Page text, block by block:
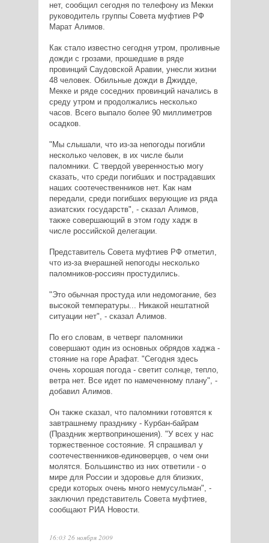
нет, сообщил сегодня по телефону из Мекки
руководитель группы Совета муфтиев РФ
Марат Алимов.
Как стало известно сегодня утром, проливные
дожди с грозами, прошедшие в ряде
провинций Саудовской Аравии, унесли жизни
48 человек. Обильные дожди в Джидде,
Мекке и ряде соседних провинций начались в
среду утром и продолжались несколько
часов. Всего выпало более 90 миллиметров
осадков.
"Мы слышали, что из-за непогоды погибли
несколько человек, в их числе были
паломники. С твердой уверенностью могу
сказать, что среди погибших и пострадавших
наших соотечественников нет. Как нам
передали, среди погибших верующие из ряда
азиатских государств", - сказал Алимов,
также совершающий в этом году хадж в
числе российской делегации.
Представитель Совета муфтиев РФ отметил,
что из-за вчерашней непогоды несколько
паломников-россиян простудились.
"Это обычная простуда или недомогание, без
высокой температуры... Никакой нештатной
ситуации нет", - сказал Алимов.
По его словам, в четверг паломники
совершают один из основных обрядов хаджа -
стояние на горе Арафат. "Сегодня здесь
очень хорошая погода - светит солнце, тепло,
ветра нет. Все идет по намеченному плану", -
добавил Алимов.
Он также сказал, что паломники готовятся к
завтрашнему празднику - Курбан-байрам
(Праздник жертвоприношения). "У всех у нас
торжественное состояние. Я спрашивал у
соотечественников-единоверцев, о чем они
молятся. Большинство из них ответили - о
мире для России и здоровье для близких,
среди которых очень много немусульман", -
заключил представитель Совета муфтиев,
сообщают РИА Новости.
16:03 26 ноября 2009